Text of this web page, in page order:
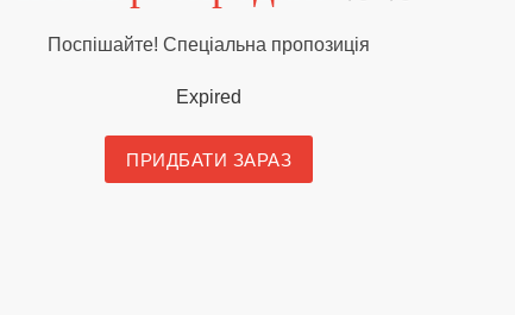
Поспішайте! Спеціальна пропозиція
Expired
ПРИДБАТИ ЗАРАЗ